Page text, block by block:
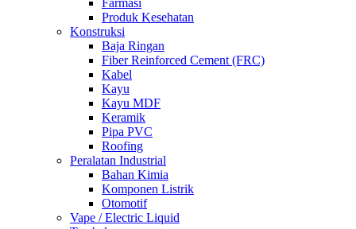
Farmasi
Produk Kesehatan
Konstruksi
Baja Ringan
Fiber Reinforced Cement (FRC)
Kabel
Kayu
Kayu MDF
Keramik
Pipa PVC
Roofing
Peralatan Industrial
Bahan Kimia
Komponen Listrik
Otomotif
Vape / Electric Liquid